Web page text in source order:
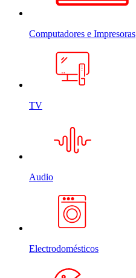
Computadores e Impresoras
TV
Audio
Electrodomésticos